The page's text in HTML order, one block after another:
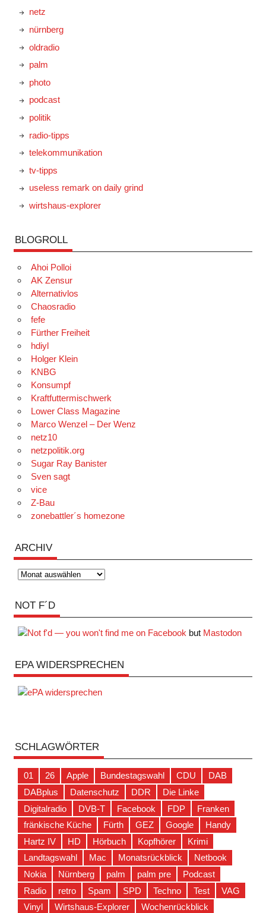
netz
nürnberg
oldradio
palm
photo
podcast
politik
radio-tipps
telekommunikation
tv-tipps
useless remark on daily grind
wirtshaus-explorer
BLOGROLL
Ahoi Polloi
AK Zensur
Alternativlos
Chaosradio
fefe
Fürther Freiheit
hdiyl
Holger Klein
KNBG
Konsumpf
Kraftfuttermischwerk
Lower Class Magazine
Marco Wenzel – Der Wenz
netz10
netzpolitik.org
Sugar Ray Banister
Sven sagt
vice
Z-Bau
zonebattler´s homezone
ARCHIV
Archiv
NOT F´D
but Mastodon
EPA WIDERSPRECHEN
SCHLAGWÖRTER
01 26 Apple Bundestagswahl CDU
DAB
DABplus
Datenschutz DDR
Die Linke
Digitalradio
DVB-T Facebook FDP
Franken
fränkische Küche
Fürth GEZ Google
Handy
Hartz IV
HD Hörbuch Kopfhörer
Krimi
Landtagswahl
Mac Monatsrückblick
Netbook
Nokia
Nürnberg palm palm pre
Podcast
Radio
retro Spam SPD Techno Test
VAG
Vinyl
Wirtshaus-Explorer Wochenrückblick